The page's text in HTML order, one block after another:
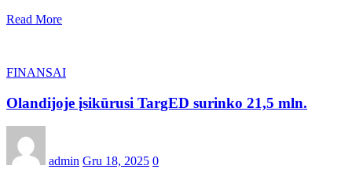
Read More
FINANSAI
Olandijoje įsikūrusi TargED surinko 21,5 mln.
admin Gru 18, 2025 0